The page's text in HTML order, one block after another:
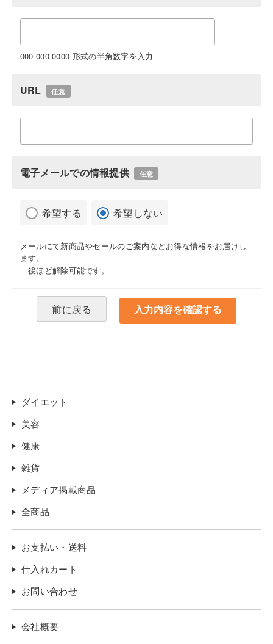
000-000-0000 形式の半角数字を入力
URL 任意
電子メールでの情報提供 任意
希望する 希望しない
メールにて新商品やセールのご案内などお得な情報をお届けし
ます。
後ほど解除可能です。
前に戻る
ダイエット
美容
健康
雑貨
メディア掲載商品
全商品
お支払い・送料
仕入れカート
お問い合わせ
会社概要